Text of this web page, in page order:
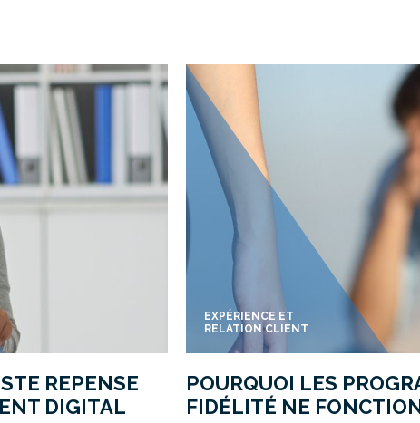
REPENSE
DIGITAL
EXPÉRIENCE ET
RELATION CLIENT
POURQUOI LES
FIDÉLITÉ NE